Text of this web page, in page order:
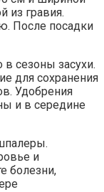
из гравия.
После посадки
в сезоны засухи.
для сохранения
Удобрения
и в середине
и
болезни,